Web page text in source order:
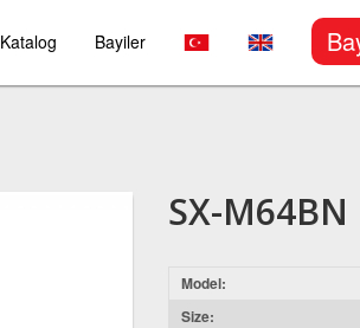
Katalog Bayiler
SX-M64BN
Model:
Size: